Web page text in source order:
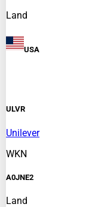
Land
USA
ULVR
Unilever
WKN
A0JNE2
Land